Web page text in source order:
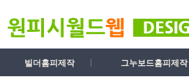
빌더홈피제작 그누보드홈피제작